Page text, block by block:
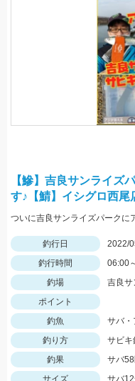
【鰺】吉良サンライズ
す♪【鯖】イシグロ西尾
釣行日
2022/
釣行時間
06:00
釣場
吉良サ
ポイント
釣魚
サバ・
釣り方
サビキ
釣果
サバ
サイズ
サバ